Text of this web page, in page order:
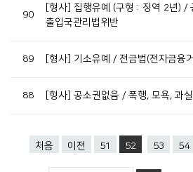
90
[형사] 집행유예 (구형 : 징역 2년) /
출입국관리법위반
89 [형사] 기소유예 / 전금법(전자금융
88 [형사] 공소권없음 / 폭행, 모욕, 과
처음 이전 51 52 53 54